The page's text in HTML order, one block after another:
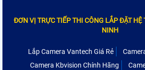
ĐƠN VỊ TRỰC TIẾP THI CÔNG LẮP ĐẶT HỆ
NINH
Lắp Camera Vantech Giá Rẻ
Camera Kbvision Chính Hãng